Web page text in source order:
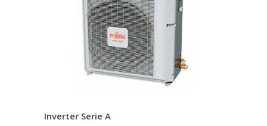
Inverter Serie A